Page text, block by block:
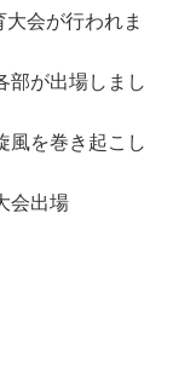
会が行われま
部が出場しまし
風を巻き起こし
会出場